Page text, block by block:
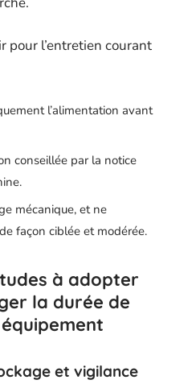
pour l’entretien courant
l’alimentation avant
conseillée par la notice
mécanique, et ne
façon ciblée et modérée.
à adopter
la durée de
et vigilance